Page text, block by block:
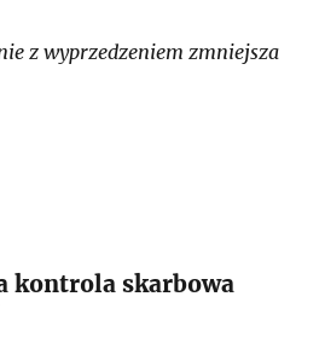
z wyprzedzeniem zmniejsza
kontrola skarbowa